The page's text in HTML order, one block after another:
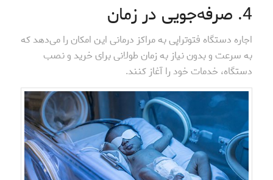
4. صرفه‌جویی در زمان
اجاره دستگاه فتوتراپی به مراکز درمانی این امکان را می‌دهد که
به سرعت و بدون نیاز به زمان طولانی برای خرید و نصب
دستگاه، خدمات خود را آغاز کنند.